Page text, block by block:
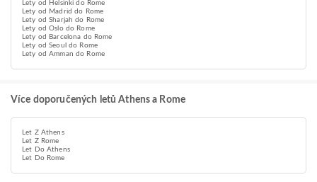
Lety od Helsinki do Rome
Lety od Madrid do Rome
Lety od Sharjah do Rome
Lety od Oslo do Rome
Lety od Barcelona do Rome
Lety od Seoul do Rome
Lety od Amman do Rome
Více doporučených letů Athens a Rome
Let Z Athens
Let Z Rome
Let Do Athens
Let Do Rome